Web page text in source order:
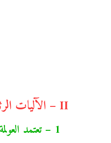
II – الآليات الرئيسية للعولمة والقوى الفاعلة فيها:
1 – تعتمد العولمة على آليات اقتصادية وتقنية: